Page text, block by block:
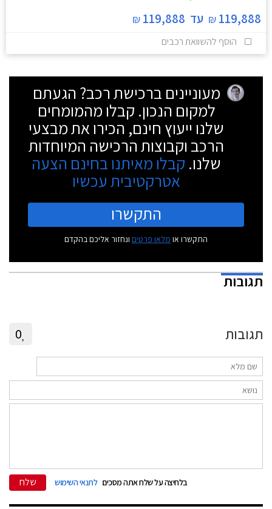
119,888
₪ עד 119,888
₪
הוסף להשוואת רכבים
מעוניינים ברכישת רכב? הגעתם
למקום הנכון. קבלו מהמומחים
שלנו ייעוץ חינם, הכירו את מבצעי
הרכב וקבוצות הרכישה המיוחדות
שלנו. קבלו מאיתנו בחינם הצעה
אטרקטיבית עכשיו
התקשרו
התקשרו או מלאו פרטים ונחזור אליכם בהקדם
תגובות
תגובות 0
בלחיצה על שלח אתה מסכים לתנאי השימוש שלח